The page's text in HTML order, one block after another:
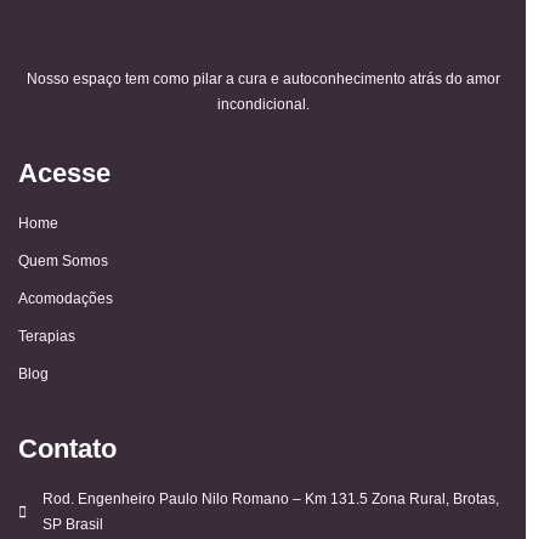
Nosso espaço tem como pilar a cura e autoconhecimento atrás do amor
incondicional.
Acesse
Home
Quem Somos
Acomodações
Terapias
Blog
Contato
Rod. Engenheiro Paulo Nilo Romano – Km 131.5 Zona Rural, Brotas,
SP Brasil